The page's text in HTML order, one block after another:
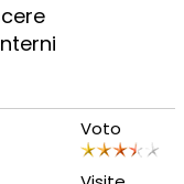
Voto